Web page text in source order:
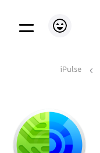
iPulse